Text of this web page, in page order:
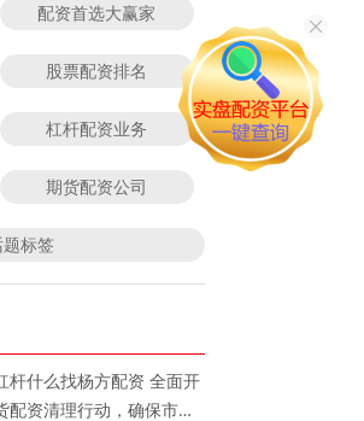
配资首选大赢家
股票配资排名
杠杆配资业务
期货配资公司
标签
杆什么找杨方配资 全面开
配资清理行动，确保市场